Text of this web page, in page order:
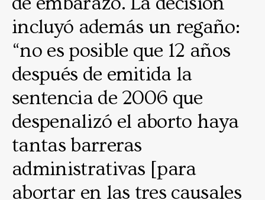
incluyó además un regaño:
“no es posible que 12 años
después de emitida la
sentencia de 2006 que
despenalizó el aborto haya
tantas barreras
administrativas [para
abortar en las tres causales